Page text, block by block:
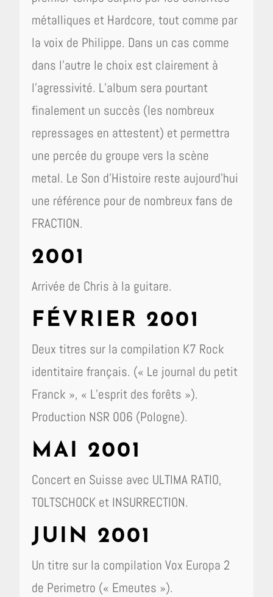
métalliques et Hardcore, tout comme par
la voix de Philippe. Dans un cas comme
dans l’autre le choix est clairement à
l’agressivité. L’album sera pourtant
finalement un succès (les nombreux
repressages en attestent) et permettra
une percée du groupe vers la scène
metal. Le Son d’Histoire reste aujourd’hui
une référence pour de nombreux fans de
FRACTION.
2001
Arrivée de Chris à la guitare.
FÉVRIER 2001
Deux titres sur la compilation K7 Rock
identitaire français. (« Le journal du petit
Franck », « L’esprit des forêts »).
Production NSR 006 (Pologne).
MAI 2001
Concert en Suisse avec ULTIMA RATIO,
TOLTSCHOCK et INSURRECTION.
JUIN 2001
Un titre sur la compilation Vox Europa 2
de Perimetro (« Emeutes »).